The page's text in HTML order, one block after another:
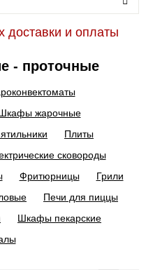
доставки и оплаты
- проточные
жарочные
Плиты
сковороды
Фритюрницы
Грили
Печи для пиццы
Шкафы пекарские